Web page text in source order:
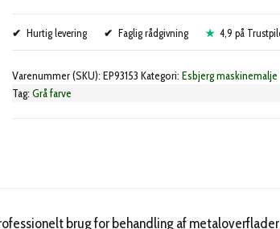
Light
antal
Hurtig levering Faglig rådgivning 4,9 på
Varenummer (SKU): EP93153 Kategori: Esbjerg maskinemalje
Tag: Grå farve
brug for behandling af